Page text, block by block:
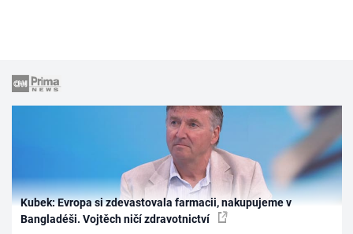
Kubek: Evropa si zdevastovala farmacii, nakupujeme v
Bangladéši. Vojtěch ničí zdravotnictví